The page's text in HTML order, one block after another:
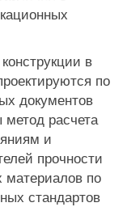
в
по
документов
расчета
и
прочности
материалов по
стандартов